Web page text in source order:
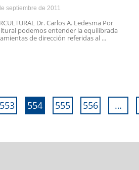
septiembre de 2011
Dr. Carlos A. Ledesma Por
podemos entender la equilibrada
de dirección referidas al ...
553 554 555 556 …